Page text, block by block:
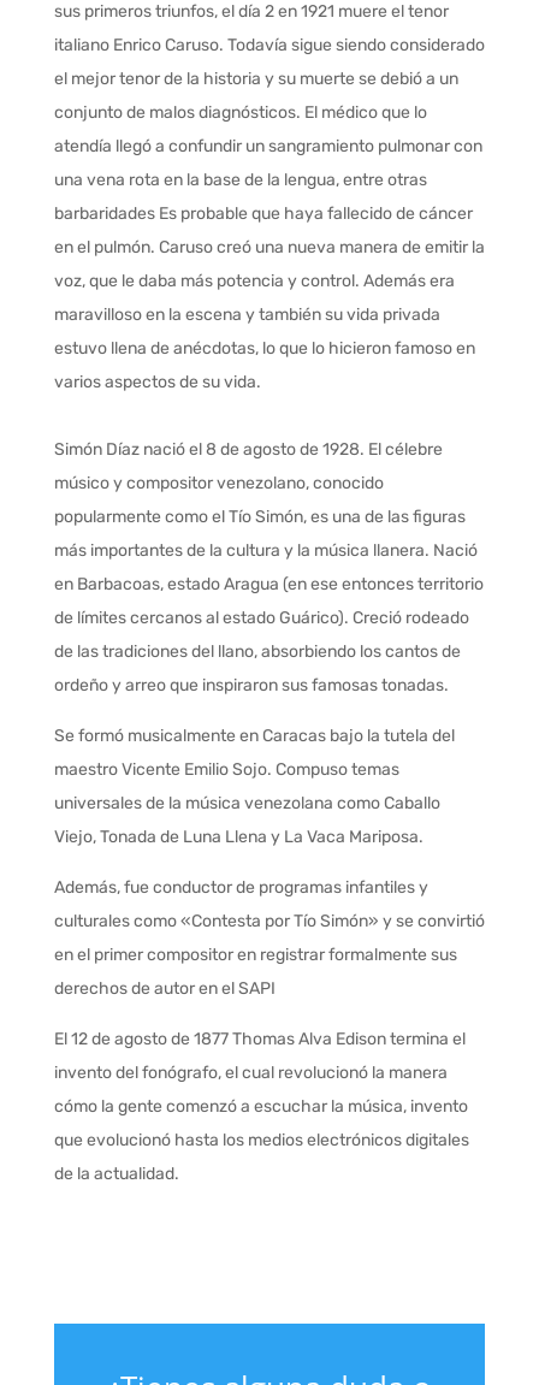
sus primeros triunfos, el día 2 en 1921 muere el tenor
italiano Enrico Caruso. Todavía sigue siendo considerado
el mejor tenor de la historia y su muerte se debió a un
conjunto de malos diagnósticos. El médico que lo
atendía llegó a confundir un sangramiento pulmonar con
una vena rota en la base de la lengua, entre otras
barbaridades Es probable que haya fallecido de cáncer
en el pulmón. Caruso creó una nueva manera de emitir la
voz, que le daba más potencia y control. Además era
maravilloso en la escena y también su vida privada
estuvo llena de anécdotas, lo que lo hicieron famoso en
varios aspectos de su vida.
Simón Díaz nació el 8 de agosto de 1928. El célebre
músico y compositor venezolano, conocido
popularmente como el Tío Simón, es una de las figuras
más importantes de la cultura y la música llanera. Nació
en Barbacoas, estado Aragua (en ese entonces territorio
de límites cercanos al estado Guárico). Creció rodeado
de las tradiciones del llano, absorbiendo los cantos de
ordeño y arreo que inspiraron sus famosas tonadas.
Se formó musicalmente en Caracas bajo la tutela del
maestro Vicente Emilio Sojo. Compuso temas
universales de la música venezolana como Caballo
Viejo, Tonada de Luna Llena y La Vaca Mariposa.
Además, fue conductor de programas infantiles y
culturales como «Contesta por Tío Simón» y se convirtió
en el primer compositor en registrar formalmente sus
derechos de autor en el SAPI
El 12 de agosto de 1877 Thomas Alva Edison termina el
invento del fonógrafo, el cual revolucionó la manera
cómo la gente comenzó a escuchar la música, invento
que evolucionó hasta los medios electrónicos digitales
de la actualidad.